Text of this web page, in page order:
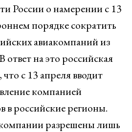
России о намерении с 13
порядке сократить
авиакомпаний из
на это российская
с 13 апреля вводит
компанией
в российские регионы.
разрешены лишь